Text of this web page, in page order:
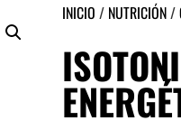
INICIO / NUTRICIÓN/